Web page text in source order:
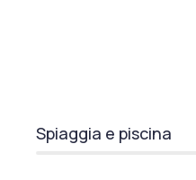
Spiaggia e piscina